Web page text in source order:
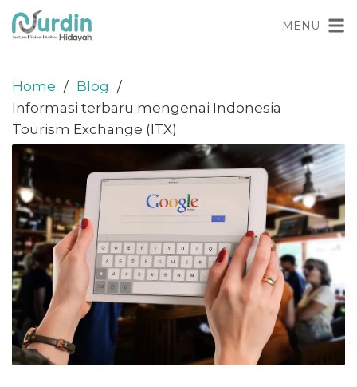
content
Skip
to
MENU
Home
Blog
Informasi terbaru mengenai Indonesia
Tourism Exchange (ITX)